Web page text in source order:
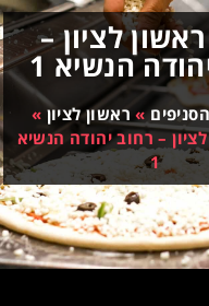
לציון –
הנשיא 1
»ראשון לציון »
– רחוב יהודה הנשיא
1